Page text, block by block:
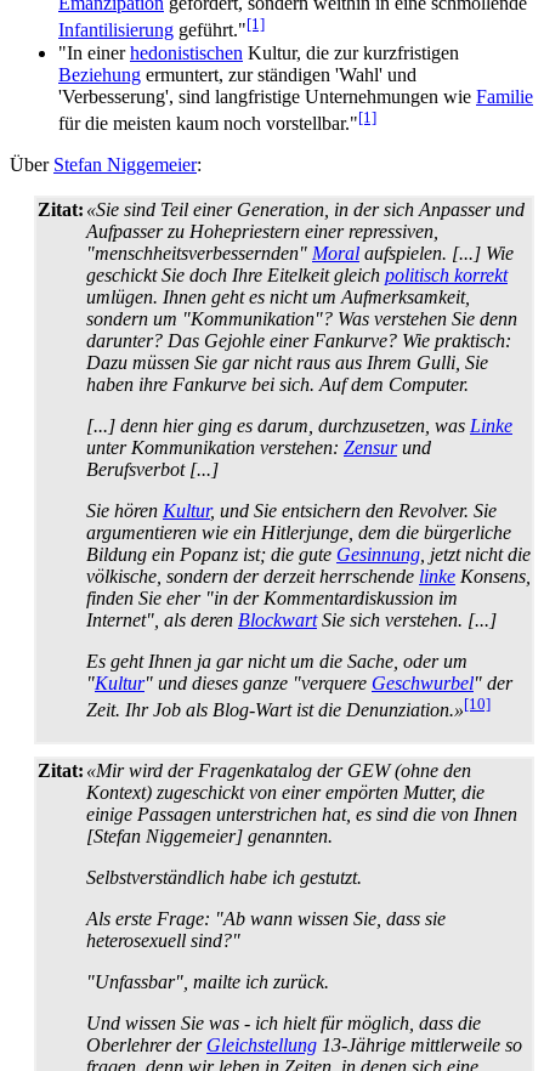
Infantilisierung geführt."[1]
"In einerhedonistischen Kultur, die zur kurzfristigen
Beziehung ermuntert, zur ständigen 'Wahl' und
'Verbesserung', sind langfristige Unternehmungen wie Familie
für die meisten kaum noch vorstellbar."[1]
Über Stefan Niggemeier:
Zitat: «Sie sind Teil einer Generation, in der sich Anpasser und
Aufpasser zu Hohe­priestern einer repressiven,
"menschheits­verbessernden" Moral aufspielen. [...] Wie
geschickt Sie doch Ihre Eitelkeit gleich politisch korrekt
umlügen. Ihnen geht es nicht um Aufmerksamkeit,
sondern um "Kommunikation"? Was verstehen Sie denn
darunter? Das Gejohle einer Fankurve? Wie praktisch:
Dazu müssen Sie gar nicht raus aus Ihrem Gulli, Sie
haben ihre Fankurve bei sich. Auf dem Computer.
[...] denn hier ging es darum, durchzusetzen, was Linke
unter Kommunikation verstehen: Zensurund
Berufsverbot [...]
Sie hören Kultur, und Sie entsichern den Revolver. Sie
argumentieren wie ein Hitler­junge, dem die bürgerliche
Bildung ein Popanz ist; die gute Gesinnung , jetzt nicht die
völkische, sondern der derzeit herrschende linke Konsens,
finden Sie eher "in der Kommentar­diskussion im
Internet", als deren BlockwartSie sich verstehen. [...]
Es geht Ihnen ja gar nicht um die Sache, oder um
"Kultur" und dieses ganze "verquere Geschwurbel" der
Zeit. Ihr Job als Blog-Wart ist die Denunziation.»[10]
Zitat: «Mir wird der Fragenkatalog der GEW (ohne den
Kontext) zugeschickt von einer empörten Mutter, die
einige Passagen unterstrichen hat, es sind die von Ihnen
[Stefan Niggemeier] genannten.
Selbstverständlich habe ich gestutzt.
Als erste Frage: "Ab wann wissen Sie, dass sie
heterosexuell sind?"
"Unfassbar", mailte ich zurück.
Und wissen Sie was - ich hielt für möglich, dass die
Oberlehrer der Gleichstellung 13-Jährige mittlerweile so
fragen, denn wir leben in Zeiten, in denen sich eine